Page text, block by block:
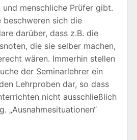
und menschliche Prüfer gibt.
beschweren sich die
darüber, dass z.B. die
die sie selber machen,
wären. Immerhin stellen
der Seminarlehrer ein
Lehrproben dar, so dass
nicht ausschließlich
„Ausnahmesituationen“